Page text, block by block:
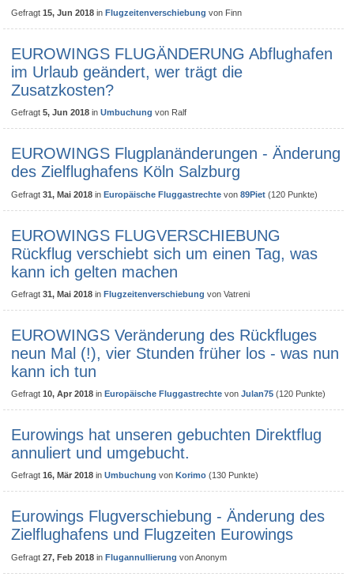
Gefragt 15, Jun 2018 inFlugzeitenverschiebung von Finn
EUROWINGS FLUGÄNDERUNG Abflughafen
im Urlaub geändert, wer trägt die
Zusatzkosten?
Gefragt 5, Jun 2018 inUmbuchung von Ralf
EUROWINGS Flugplanänderungen - Änderung
des Zielflughafens Köln Salzburg
Gefragt 31, Mai 2018 inEuropäische Fluggastrechte von89Piet (120 Punkte)
EUROWINGS FLUGVERSCHIEBUNG
Rückflug verschiebt sich um einen Tag, was
kann ich gelten machen
Gefragt 31, Mai 2018 inFlugzeitenverschiebung vonVatreni
EUROWINGS Veränderung des Rückfluges
neun Mal (!), vier Stunden früher los - was nun
kann ich tun
Gefragt 10, Apr 2018 inEuropäische Fluggastrechte vonJulan75 (120 Punkte)
Eurowings hat unseren gebuchten Direktflug
annuliert und umgebucht.
Gefragt 16, Mär 2018 inUmbuchung von Korimo (130 Punkte)
Eurowings Flugverschiebung - Änderung des
Zielflughafens und Flugzeiten Eurowings
Gefragt 27, Feb 2018 inFlugannullierung vonAnonym